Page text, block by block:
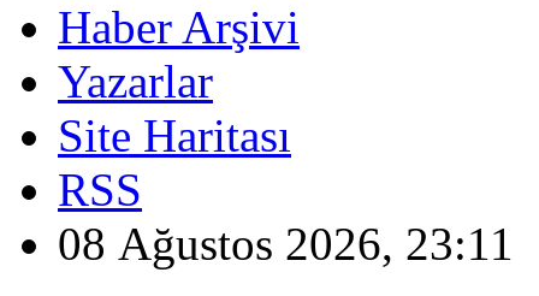
Haber Arşivi
Yazarlar
Site Haritası
RSS
08 Ağustos 2026, 23:11